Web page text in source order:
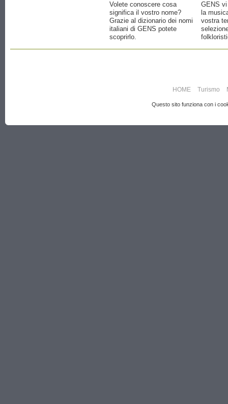
Volete conoscere cosa
significa il vostro nome?
Grazie al dizionario dei nomi
italiani di GENS potete
scoprirlo.
GENS
la
vostra
HOME Turismo
Questo sito funziona con i